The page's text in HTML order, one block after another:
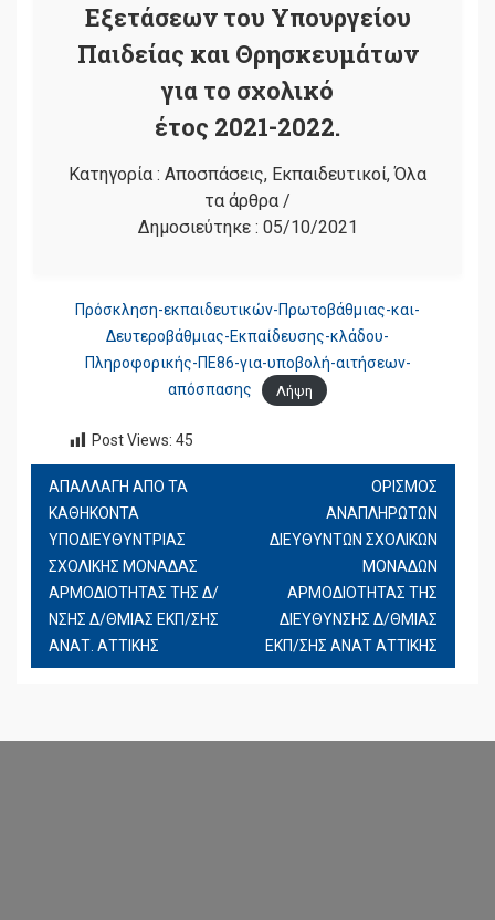
Εξετάσεων του Υπουργείου
Παιδείας και Θρησκευμάτων
για το σχολικό
έτος 2021-2022.
Κατηγορία : Αποσπάσεις, Εκπαιδευτικοί,Όλα
τα άρθρα /
Δημοσιεύτηκε : 05/10/2021
Πρόσκληση-εκπαιδευτικών-Πρωτοβάθμιας-και-
Δευτεροβάθμιας-Εκπαίδευσης-κλάδου-
Πληροφορικής-ΠΕ86-για-υποβολή-αιτήσεων-
απόσπασης
Λήψη
Post Views: 45
ΠΛΟΉΓΗΣΗ
ΆΡΘΡΩΝ
ΑΠΑΛΛΑΓΗ ΑΠΟ ΤΑ
ΚΑΘΗΚΟΝΤΑ
ΥΠΟΔΙΕΥΘΥΝΤΡΙΑΣ
ΣΧΟΛΙΚΗΣ ΜΟΝΑΔΑΣ
ΑΡΜΟΔΙΟΤΗΤΑΣ ΤΗΣ Δ/
ΝΣΗΣ Δ/ΘΜΙΑΣ ΕΚΠ/ΣΗΣ
ΑΝΑΤ. ΑΤΤΙΚΗΣ
ΟΡΙΣΜΟΣ
ΑΝΑΠΛΗΡΩΤΩΝ
ΔΙΕΥΘΥΝΤΩΝ ΣΧΟΛΙΚΩΝ
ΜΟΝΑΔΩΝ
ΑΡΜΟΔΙΟΤΗΤΑΣ ΤΗΣ
ΔΙΕΥΘΥΝΣΗΣ Δ/ΘΜΙΑΣ
ΕΚΠ/ΣΗΣ ΑΝΑΤ ΑΤΤΙΚΗΣ